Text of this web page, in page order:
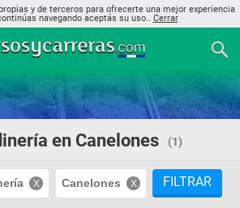
y de terceros para ofrecerte una mejor experiencia
navegando aceptás su uso.. Cerrar
en Canelones (1)
Canelones FILTRAR